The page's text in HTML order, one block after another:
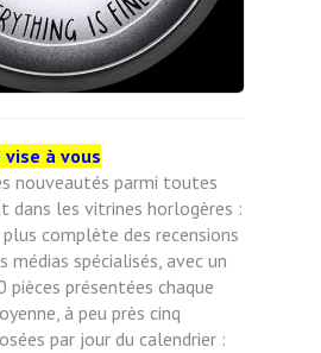
à vous
nouveautés parmi toutes
dans les vitrines horlogères :
plus complète des recensions
médias spécialisés, avec un
pièces présentées chaque
à peu près cinq
par jour du calendrier :